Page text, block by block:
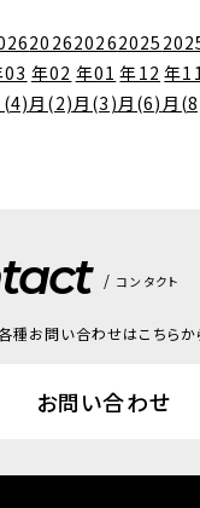
03
2026
年02
月(2)
2026
年01
月(3)
2025
年12
月(6)
年
月
コンタクト
種お問い合わせはこちらか
お問い合わせ